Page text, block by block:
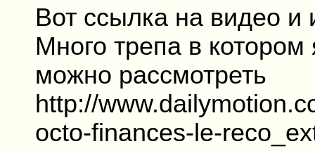
Вот ссылка на видео
Много трепа в
можно рассмотреть
http://
octo-finances-le-